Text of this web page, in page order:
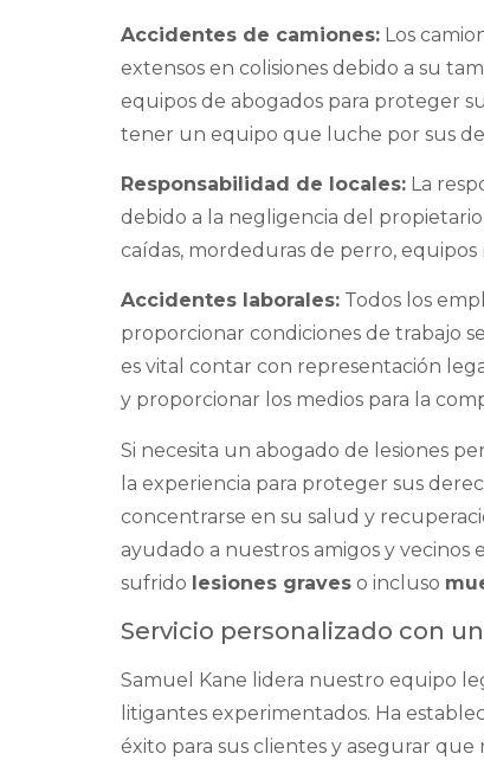
Accidentes de camiones: Los
extensos en colisiones debido a su
equipos de abogados para proteger
tener un equipo que luche por sus
Responsabilidad de locales: La
debido a la negligencia del
caídas, mordeduras de perro,
Accidentes laborales: Todos los
proporcionar condiciones de trabajo
es vital contar con representación
y proporcionar los medios para la
Si necesita un abogado de lesiones
la experiencia para proteger sus
concentrarse en su salud y
ayudado a nuestros amigos y vecinos
sufrido lesiones graves o incluso
Servicio personalizado con
Samuel Kane lidera nuestro equipo
litigantes experimentados. Ha
éxito para sus clientes y asegurar